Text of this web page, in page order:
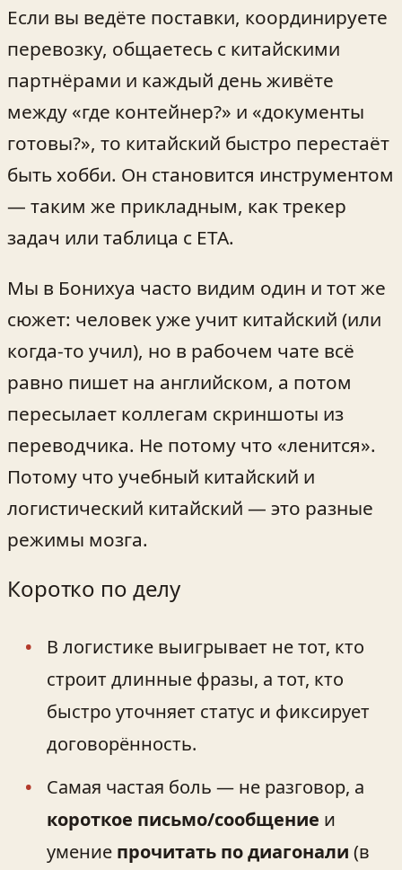
Если вы ведёте поставки, координируете
перевозку, общаетесь с китайскими
партнёрами и каждый день живёте
между «где контейнер?» и «документы
готовы?», то китайский быстро перестаёт
быть хобби. Он становится инструментом
— таким же прикладным, как трекер
задач или таблица с ETA.
Мы в Бонихуа часто видим один и тот же
сюжет: человек уже учит китайский (или
когда-то учил), но в рабочем чате всё
равно пишет на английском, а потом
пересылает коллегам скриншоты из
переводчика. Не потому что «ленится».
Потому что учебный китайский и
логистический китайский — это разные
режимы мозга.
Коротко по делу
В логистике выигрывает не тот, кто
строит длинные фразы, а тот, кто
быстро уточняет статус и фиксирует
договорённость.
Самая частая боль — не разговор, а
короткое письмо/сообщение и
умение прочитать по диагонали (в